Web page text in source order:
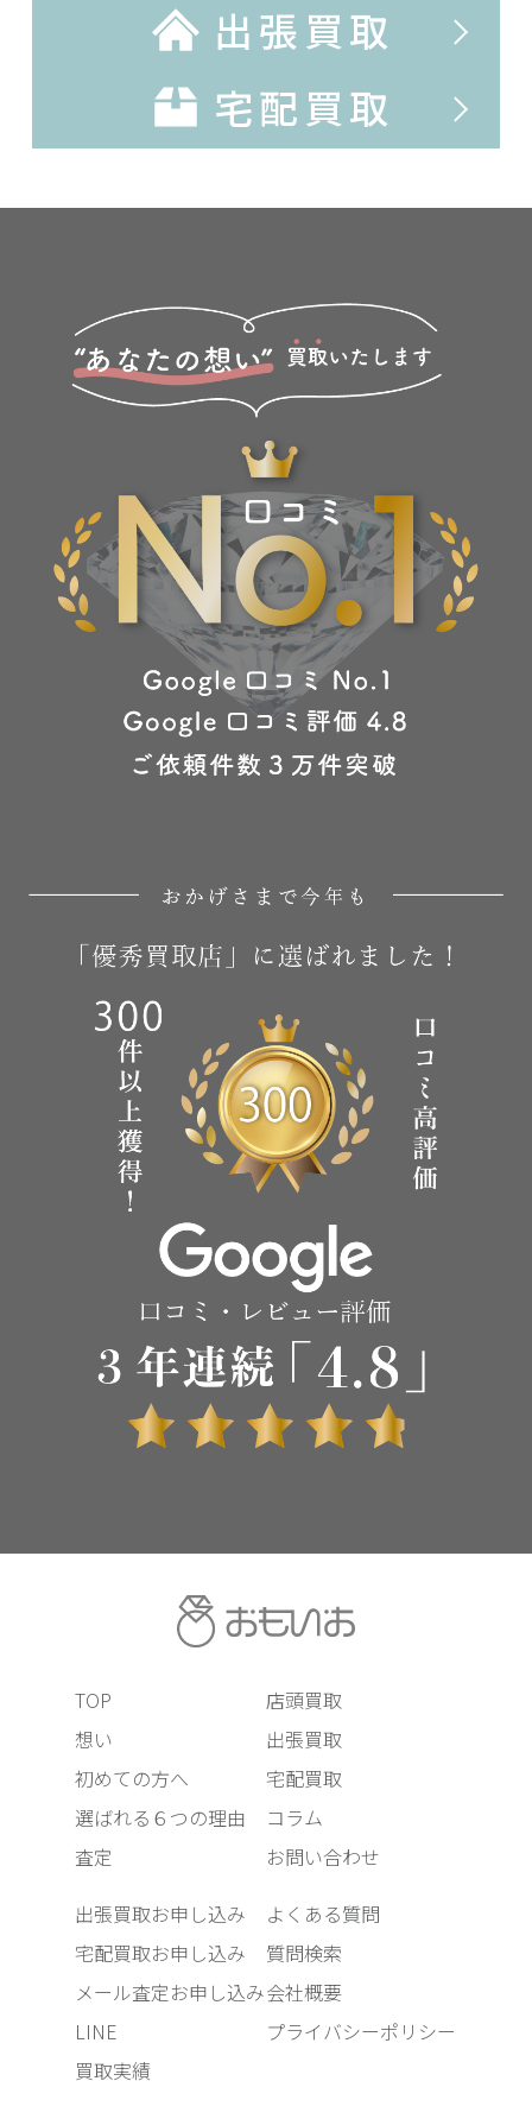
出張買取
宅配買取
TOP
想い
初めての方へ
選ばれる６つの理由
査定
店頭買取
出張買取
宅配買取
コラム
お問い合わせ
出張買取お申し込み
宅配買取お申し込み
メール査定お申し込み
LINE
買取実績
よくある質問
質問検索
会社概要
プライバシーポリシー